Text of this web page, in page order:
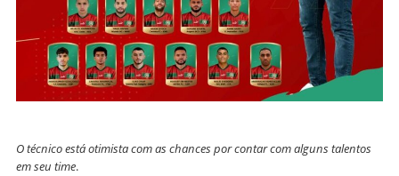
O técnico está otimista com as chances por contar com alguns talentos
em seu time.